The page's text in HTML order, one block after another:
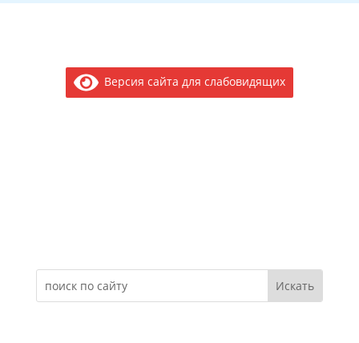
Версия сайта для слабовидящих